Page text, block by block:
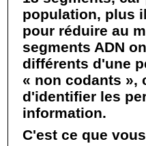
population, plus
pour réduire au
segments ADN
différents d'une
« non codants »,
d'identifier les
information.
C'est ce que